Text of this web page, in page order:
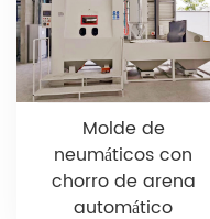
Molde de
neumáticos con
chorro de arena
automático